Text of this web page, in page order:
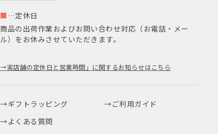
■ …定休日
商品の出荷作業およびお問い合わせ対応（お電話・メー
ル）をお休みさせていただきます。
実店舗の定休日と営業時間」に関するお知らせはこちら
ギフトラッピング
ご利用ガイド
よくある質問